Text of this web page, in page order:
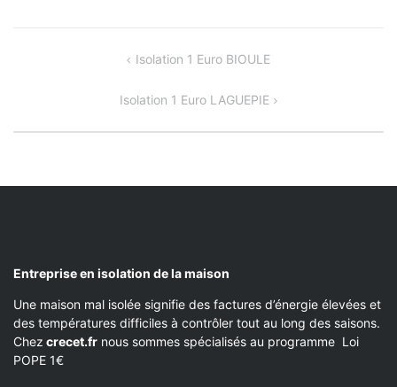
Isolation 1 Euro BIOULE
Isolation 1 Euro LAGUEPIE
Entreprise en isolation de la maison
Une maison mal isolée signifie des factures d’énergie élevées et
des températures difficiles à contrôler tout au long des saisons.
Chez crecet.fr nous sommes spécialisés au programme Loi
POPE 1€